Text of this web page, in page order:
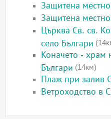
Защитена
Защитена
Църква Св. св.
село Българи
Коначето - храм
Българи (14км)
Плаж при залив
Ветроходство в